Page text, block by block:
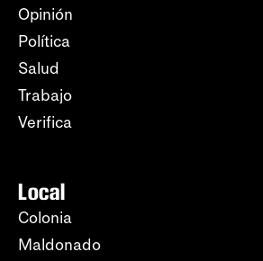
Opinión
Política
Salud
Trabajo
Verifica
Local
Colonia
Maldonado